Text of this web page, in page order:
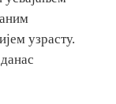
узрасту.